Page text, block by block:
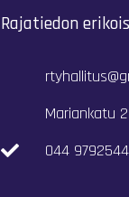
Rajatiedon
Mariankatu
044 9792544